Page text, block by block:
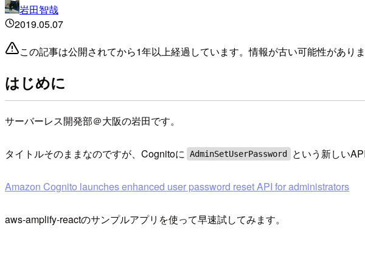
岩田智哉
2019.05.07
この記事は公開されてから1年以上経過しています。情報が古い可能性があり
はじめに
サーバーレス開発部＠大阪の岩田です。
タイトルそのままなのですが、Cognitoに AdminSetUserPassword という新しい
Amazon Cognito launches enhanced user password reset API for administrators
aws-amplify-reactのサンプルアプリを使って早速試してみます。